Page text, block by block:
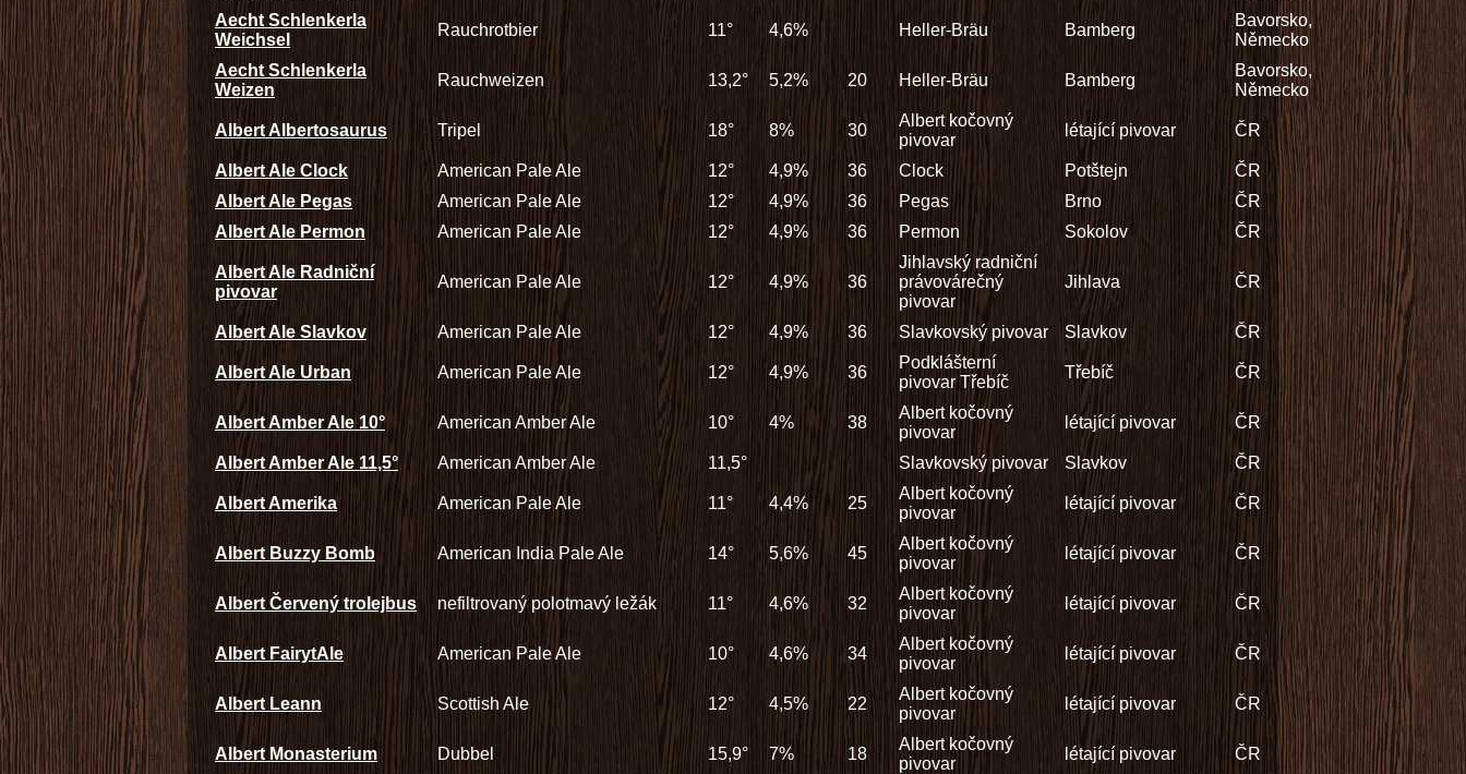
Aecht Schlenkerla
Weichsel
Rauchrotbier 11° 4,6% Heller-Bräu Bamberg
Bavorsko,
Německo
Aecht Schlenkerla
Weizen
Rauchweizen 13,2° 5,2% 20 Heller-Bräu Bamberg
Bavorsko,
Německo
Albert Albertosaurus Tripel 18° 8% 30
Albert kočovný
pivovar
létající pivovar ČR
Albert Ale Clock American Pale Ale 12° 4,9% 36 Clock Potštejn
ČR
Albert Ale Pegas
American Pale Ale 12° 4,9% 36 Pegas Brno
ČR
Albert Ale Permon
American Pale Ale 12° 4,9% 36 Permon Sokolov ČR
Albert Ale Radniční
pivovar
American Pale Ale 12° 4,9% 36
Jihlavský radniční
právovárečný
pivovar
Jihlava ČR
Albert Ale Slavkov American Pale Ale 12° 4,9% 36 Slavkovský pivovar Slavkov ČR
Albert Ale Urban American Pale Ale 12° 4,9% 36
Podklášterní
pivovar Třebíč
Třebíč ČR
Albert Amber Ale 10° American Amber Ale 10° 4% 38
Albert kočovný
pivovar
létající pivovar ČR
Albert Amber Ale 11,5° American Amber Ale 11,5° Slavkovský pivovar Slavkov ČR
Albert Amerika American Pale Ale 11° 4,4% 25
Albert kočovný
pivovar
létající pivovar ČR
Albert Buzzy Bomb American India Pale Ale 14° 5,6% 45
Albert kočovný
pivovar
létající pivovar ČR
Albert Červený trolejbus nefiltrovaný polotmavý ležák 11° 4,6% 32
Albert kočovný
pivovar
létající pivovar ČR
Albert FairytAle American Pale Ale 10° 4,6% 34
Albert kočovný
pivovar
létající pivovar ČR
Albert Leann Scottish Ale 12° 4,5% 22
Albert kočovný
pivovar
létající pivovar ČR
Albert Monasterium Dubbel 15,9° 7% 18
Albert kočovný
pivovar
létající pivovar ČR